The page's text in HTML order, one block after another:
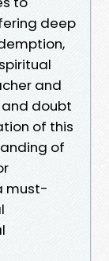
deep
and
doubt
of this
of
must-